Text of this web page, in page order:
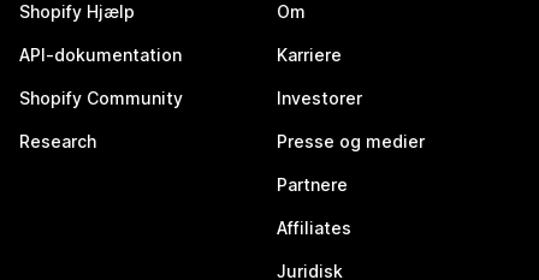
Shopify Hjælp
API-dokumentation
Shopify Community
Research
Om
Karriere
Investorer
Presse og medier
Partnere
Affiliates
Juridisk